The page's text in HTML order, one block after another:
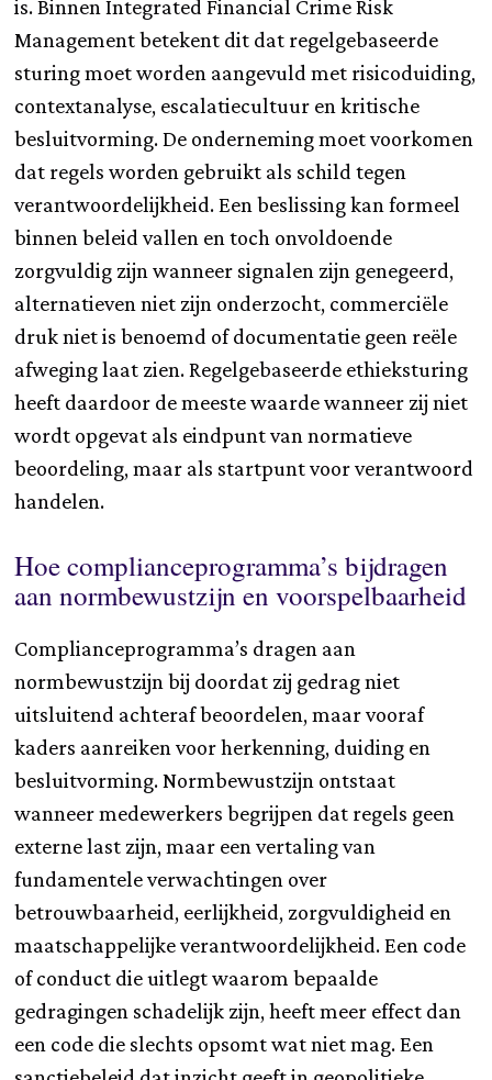
is. Binnen Integrated Financial Crime Risk
Management betekent dit dat regelgebaseerde
sturing moet worden aangevuld met risicoduiding,
contextanalyse, escalatiecultuur en kritische
besluitvorming. De onderneming moet voorkomen
dat regels worden gebruikt als schild tegen
verantwoordelijkheid. Een beslissing kan formeel
binnen beleid vallen en toch onvoldoende
zorgvuldig zijn wanneer signalen zijn genegeerd,
alternatieven niet zijn onderzocht, commerciële
druk niet is benoemd of documentatie geen reële
afweging laat zien. Regelgebaseerde ethieksturing
heeft daardoor de meeste waarde wanneer zij niet
wordt opgevat als eindpunt van normatieve
beoordeling, maar als startpunt voor verantwoord
handelen.
Hoe complianceprogramma’s bijdragen
aan normbewustzijn en voorspelbaarheid
Complianceprogramma’s dragen aan
normbewustzijn bij doordat zij gedrag niet
uitsluitend achteraf beoordelen, maar vooraf
kaders aanreiken voor herkenning, duiding en
besluitvorming. Normbewustzijn ontstaat
wanneer medewerkers begrijpen dat regels geen
externe last zijn, maar een vertaling van
fundamentele verwachtingen over
betrouwbaarheid, eerlijkheid, zorgvuldigheid en
maatschappelijke verantwoordelijkheid. Een code
of conduct die uitlegt waarom bepaalde
gedragingen schadelijk zijn, heeft meer effect dan
een code die slechts opsomt wat niet mag. Een